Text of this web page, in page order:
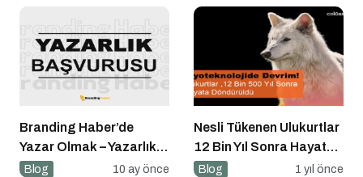
Branding Haber’de
Yazar Olmak – Yazarlık
Başvurusu Başladı!
Blog 10 ay önce
Nesli Tükenen Ulukurtlar
12 Bin Yıl Sonra Hayata
Döndürüldü
Blog 1 yıl önce